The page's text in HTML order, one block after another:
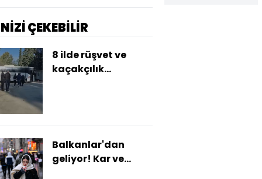
değil
ÇEKEBİLİR
8 ilde rüşvet ve
kaçakçılık
Balkanlar'dan
geliyor! Kar ve